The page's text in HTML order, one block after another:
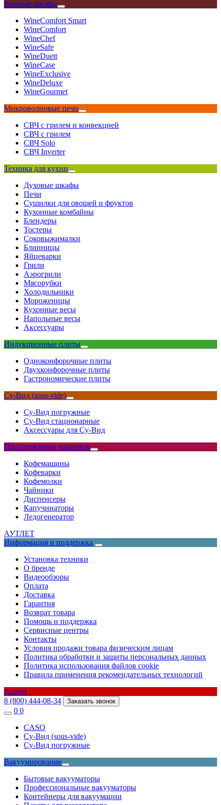
Винные шкафы
WineComfort Smart
WineComfort
WineChef
WineSafe
WineDuett
WineCase
WineExclusive
WineDeluxe
WineGourmet
Микроволновые печи
СВЧ с грилем и конвекцией
СВЧ с грилем
СВЧ Solo
СВЧ Inverter
Техника для кухни
Духовые шкафы
Печи
Сушилки для овощей и фруктов
Кухонные комбайны
Блендеры
Тостеры
Соковыжималки
Блинницы
Яйцеварки
Грили
Аэрогрили
Мясорубки
Холодильники
Мороженицы
Кухонные весы
Напольные весы
Аксессуары
Индукционные плиты
Одноконфорочные плиты
Двухконфорочные плиты
Гастрономические плиты
Су-Вид (sous-vide)
Су-Вид погружные
Су-Вид стационарные
Аксессуары для Су-Вид
Приготовление напитков
Кофемашины
Кофеварки
Кофемолки
Чайники
Диспенсеры
Капучинаторы
Ледогенератор
АУТЛЕТ
Информация и поддержка
Установка техники
О бренде
Видеообзоры
Оплата
Доставка
Гарантия
Возврат товара
Помощь и поддержка
Сервисные центры
Контакты
Условия продажи товара физическим лицам
Политика обработки и защиты персональных данных
Политика использования файлов cookie
Правила применения рекомендательных технологий
Акции
8 (800) 444-08-34
Заказать звонок
0 0
CASO
Су-Вид (sous-vide)
Су-Вид погружные
Вакуумирование
Бытовые вакууматоры
Профессиональные вакууматоры
Контейнеры для вакуумации